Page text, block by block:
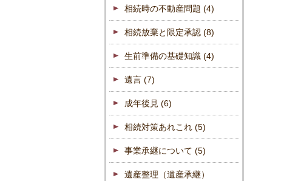
相続時の不動産問題 (4)
相続放棄と限定承認 (8)
生前準備の基礎知識 (4)
遺言 (7)
成年後見 (6)
相続対策あれこれ (5)
事業承継について (5)
遺産整理（遺産承継）